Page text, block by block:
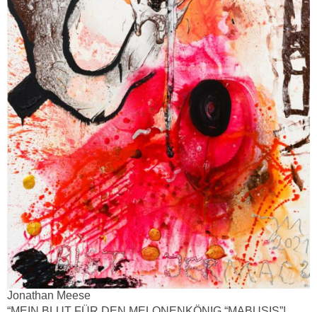
Jonathan Meese